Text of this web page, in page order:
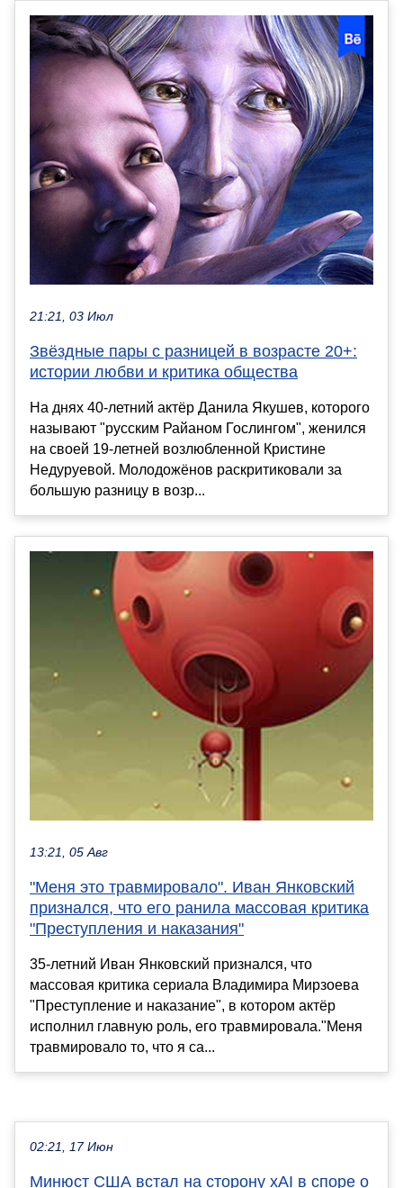
21:21, 03 Июл
Звёздные пары с разницей в возрасте 20+:
истории любви и критика общества
На днях 40-летний актёр Данила Якушев, которого
называют "русским Райаном Гослингом", женился
на своей 19-летней возлюбленной Кристине
Недуруевой. Молодожёнов раскритиковали за
большую разницу в возр...
13:21, 05 Авг
"Меня это травмировало". Иван Янковский
признался, что его ранила массовая критика
"Преступления и наказания"
35-летний Иван Янковский признался, что
массовая критика сериала Владимира Мирзоева
"Преступление и наказание", в котором актёр
исполнил главную роль, его травмировала."Меня
травмировало то, что я са...
02:21, 17 Июн
Минюст США встал на сторону xAI в споре о